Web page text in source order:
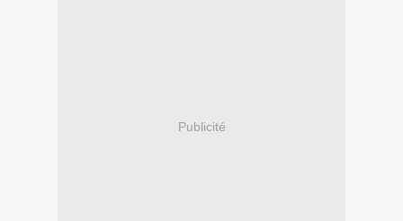
Publicité